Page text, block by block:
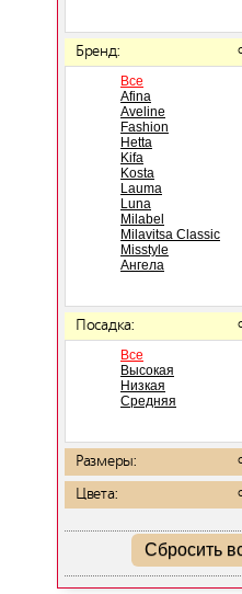
Бренд:
Все
Afina
Aveline
Fashion
Hetta
Kifa
Kosta
Lauma
Luna
Milabel
Milavitsa Classic
Misstyle
Ангела
Посадка:
Все
Высокая
Низкая
Средняя
Размеры:
Цвета:
Сбросить